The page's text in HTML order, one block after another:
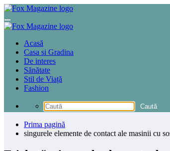
Sari
conținut
Acasă
Casa si Gradina
De interes
Sănătate
Stil de Viață
Fashion
Prima pagină
singurele elemente de contact ale masinii cu